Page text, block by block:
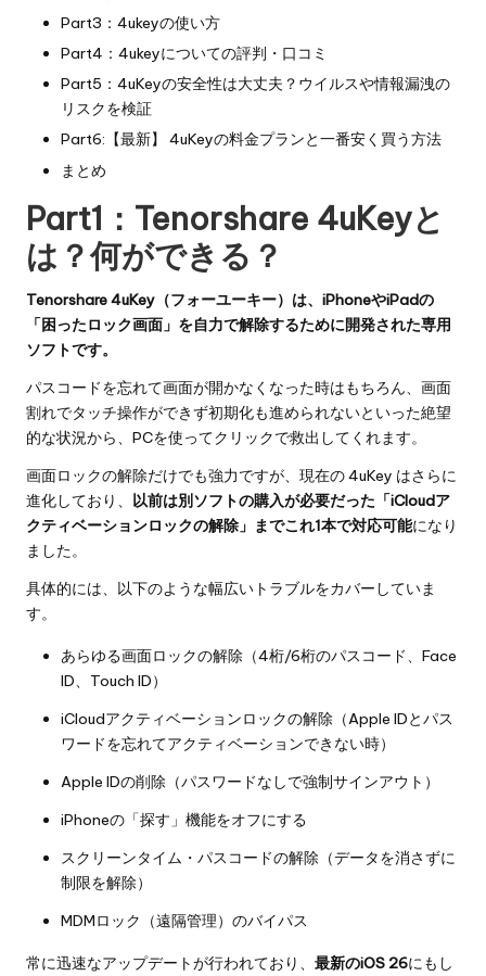
Part3：4ukeyの使い方
Part4：4ukeyについての評判・口コミ
Part5：4uKeyの安全性は大丈夫？ウイルスや情報漏洩の
リスクを検証
Part6:【最新】 4uKeyの料金プランと一番安く買う方法
まとめ
Part1：Tenorshare 4uKeyと
は？何ができる？
Tenorshare 4uKey（フォーユーキー）は、iPhoneやiPadの
「困ったロック画面」を自力で解除するために開発された専用
ソフトです。
パスコードを忘れて画面が開かなくなった時はもちろん、画面
割れでタッチ操作ができず初期化も進められないといった絶望
的な状況から、PCを使ってクリックで救出してくれます。
画面ロックの解除だけでも強力ですが、現在の 4uKey はさらに
進化しており、 以前は別ソフトの購入が必要だった「iCloudア
クティベーションロックの解除」までこれ1本で対応可能になり
ました。
具体的には、以下のような幅広いトラブルをカバーしていま
す。
あらゆる画面ロックの解除（4桁/6桁のパスコード、Face
ID、Touch ID）
iCloudアクティベーションロックの解除（Apple IDとパス
ワードを忘れてアクティベーションできない時）
Apple IDの削除（パスワードなしで強制サインアウト）
iPhoneの「探す」機能をオフにする
スクリーンタイム・パスコードの解除（データを消さずに
制限を解除）
MDMロック（遠隔管理）のバイパス
常に迅速なアップデートが行われており、 最新のiOS 26にもし